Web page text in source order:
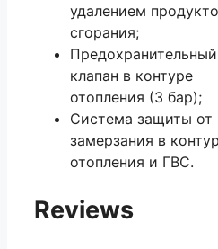
удалением
сгорания;
Предохранительный
клапан в контуре
отопления (3 бар);
Система защиты от
замерзания в
отопления и ГВС.
Reviews